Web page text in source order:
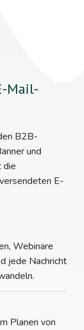
Mail-
B2B-
und
die
E-
Webinare
jede Nachricht
Planen von